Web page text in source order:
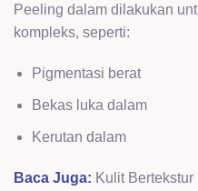
Peeling dalam dilakukan
kompleks, seperti:
Pigmentasi berat
Bekas luka dalam
Kerutan dalam
Baca Juga: Kulit